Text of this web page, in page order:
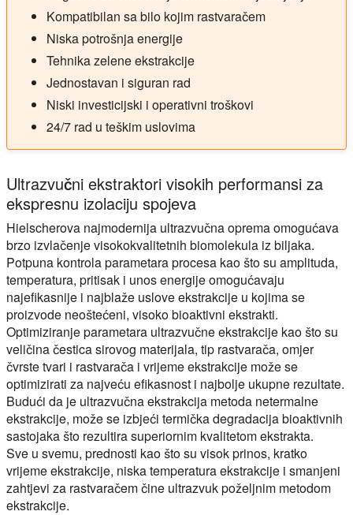
Kompatibilan sa bilo kojim rastvaračem
Niska potrošnja energije
Tehnika zelene ekstrakcije
Jednostavan i siguran rad
Niski investicijski i operativni troškovi
24/7 rad u teškim uslovima
Ultrazvučni ekstraktori visokih performansi za
ekspresnu izolaciju spojeva
Hielscherova najmodernija ultrazvučna oprema omogućava
brzo izvlačenje visokokvalitetnih biomolekula iz biljaka.
Potpuna kontrola parametara procesa kao što su amplituda,
temperatura, pritisak i unos energije omogućavaju
najefikasnije i najblaže uslove ekstrakcije u kojima se
proizvode neoštećeni, visoko bioaktivni ekstrakti.
Optimiziranje parametara ultrazvučne ekstrakcije kao što su
veličina čestica sirovog materijala, tip rastvarača, omjer
čvrste tvari i rastvarača i vrijeme ekstrakcije može se
optimizirati za najveću efikasnost i najbolje ukupne rezultate.
Budući da je ultrazvučna ekstrakcija metoda netermalne
ekstrakcije, može se izbjeći termička degradacija bioaktivnih
sastojaka što rezultira superiornim kvalitetom ekstrakta.
Sve u svemu, prednosti kao što su visok prinos, kratko
vrijeme ekstrakcije, niska temperatura ekstrakcije i smanjeni
zahtjevi za rastvaračem čine ultrazvuk poželjnim metodom
ekstrakcije.